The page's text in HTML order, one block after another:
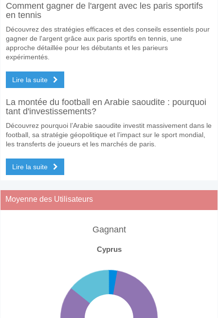
Comment gagner de l'argent avec les paris sportifs
en tennis
Découvrez des stratégies efficaces et des conseils essentiels pour
gagner de l'argent grâce aux paris sportifs en tennis, une
approche détaillée pour les débutants et les parieurs
expérimentés.
Lire la suite
La montée du football en Arabie saoudite : pourquoi
tant d'investissements?
Découvrez pourquoi l’Arabie saoudite investit massivement dans le
football, sa stratégie géopolitique et l’impact sur le sport mondial,
les transferts de joueurs et les marchés de paris.
Lire la suite
Moyenne des Utilisateurs
Gagnant
Cyprus